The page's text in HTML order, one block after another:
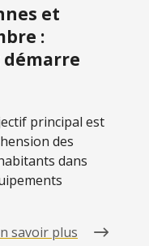
et
:
principal est
des
dans
savoir plus